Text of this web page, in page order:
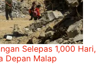
Selepas 1,000 Hari,
Depan Malap